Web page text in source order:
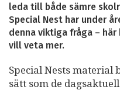
leda till både sämre
Special Nest har under
denna viktiga fråga –
vill veta mer.
Special Nests
sätt som de